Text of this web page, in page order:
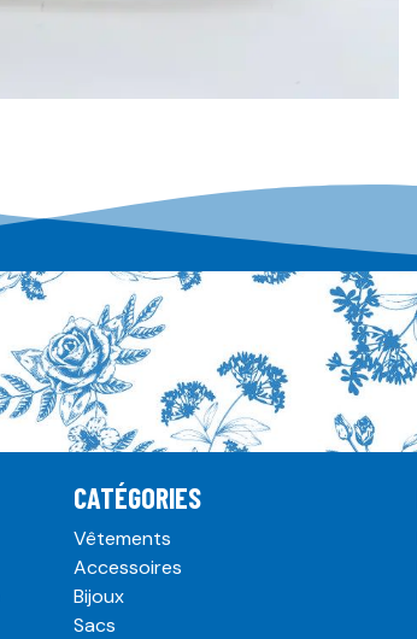
CATÉGORIES
Vêtements
Accessoires
Bijoux
Sacs